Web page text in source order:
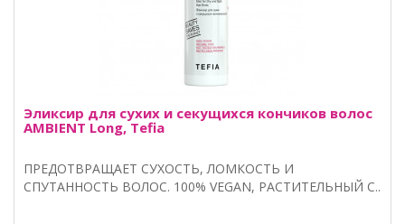
Эликсир для сухих и секущихся кончиков волос
AMBIENT Long, Tefia
ПРЕДОТВРАЩАЕТ СУХОСТЬ, ЛОМКОСТЬ И
СПУТАННОСТЬ ВОЛОС. 100% VEGAN, РАСТИТЕЛЬНЫЙ С..